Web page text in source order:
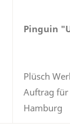
Pinguin
Plüsch
Auftrag für
Hamburg